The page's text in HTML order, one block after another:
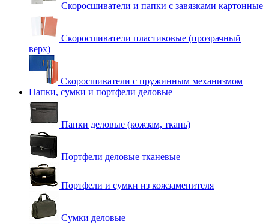
Скоросшиватели и папки с завязками картонные
Скоросшиватели пластиковые (прозрачный
верх)
Скоросшиватели с пружинным механизмом
Папки, сумки и портфели деловые
Папки деловые (кожзам, ткань)
Портфели деловые тканевые
Портфели и сумки из кожзаменителя
Сумки деловые